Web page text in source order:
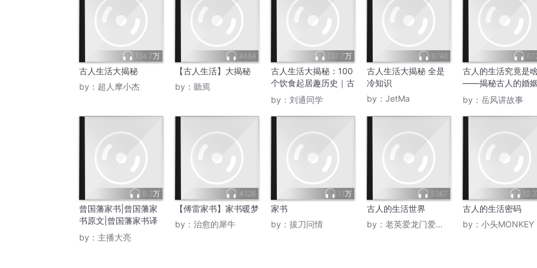
134.7万
古人生活大揭秘
by： 超人摩小杰
4884
【古人生活】大揭秘
by： 聽焉
137.7万
古人生活大揭秘：100
个饮食起居趣历史｜古
人的日常生活
by： 刘通同学
9740
古人生活大揭秘 全是
冷知识
by： JetMa
古人的生活究竟是
——揭秘古人的婚
日常
by： 岳风讲故事
8.3万
曾国藩家书|曾国藩家
书原文|曾国藩家书译
文
by： 主播大亮
4326
【傅雷家书】家书暖梦
by： 治愈的犀牛
1.1万
家书
by： 拔刀问情
5367
古人的生活世界
by： 老英爱龙门爱白马寺
古人的生活密码
by： 小头MONKEY